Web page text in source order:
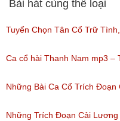
(Lượt nghe: 157)
Bài hát cùng thể loại
Tuyển Chọn Tân Cổ Trữ
Của Nhiều Nghệ Sĩ Nổi
(Lượt nghe: 213)
Ca cổ hài Thanh Nam mp3 –
Tân Cổ Xưa Hay Nhất Của
(Lượt nghe: 1,083)
Những Bài Ca Cổ Trích
Những Bài Ca Cổ Hay Của
Những Trích Đoạn Cải